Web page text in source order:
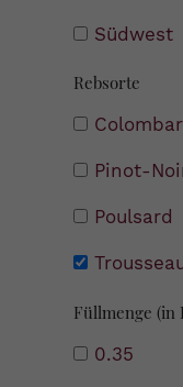
Südwest
Rebsorte
Pinot-
Poulsard
Füllmenge (in
0.35